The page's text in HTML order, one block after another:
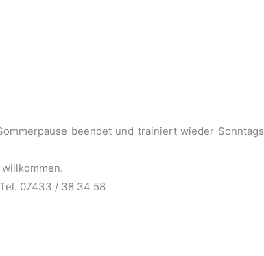
beendet und trainiert wieder Sonntags
07433 / 38 34 58